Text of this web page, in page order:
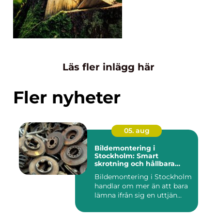
Läs fler inlägg här
Fler nyheter
05. aug
Bildemontering i
Stockholm: Smart
skrotning och hållbara
Bildemontering i Stockholm
handlar om mer än att bara
lämna ifrån sig en uttjän...